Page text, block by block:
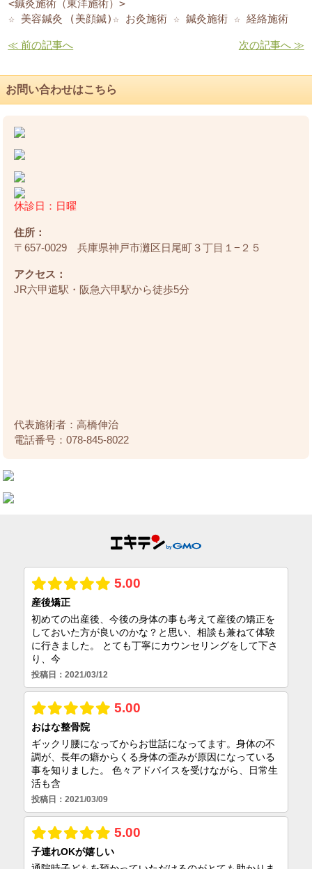
<鍼灸施術（東洋施術）>
☆ 美容鍼灸 (美顔鍼)☆ お灸施術 ☆ 鍼灸施術 ☆ 経絡施術
≪ 前の記事へ 次の記事へ ≫
お問い合わせはこちら
休診日：日曜
住所：
〒657-0029 兵庫県神戸市灘区日尾町３丁目１−２５
アクセス：
JR六甲道駅・阪急六甲駅から徒歩5分
代表施術者：高橋伸治
電話番号：078-845-8022